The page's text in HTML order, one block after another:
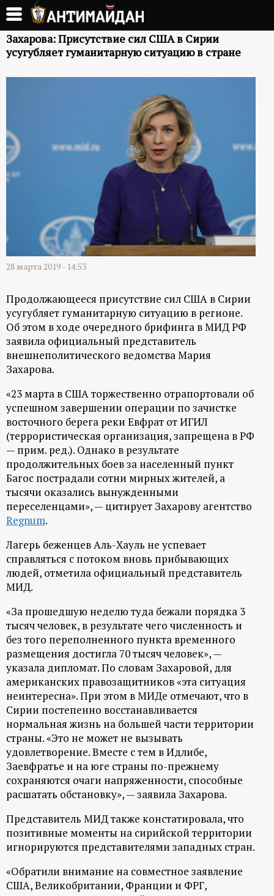
Перейти
основному
содержанию
А
И
М
А
Д
А
Н
-
и
н
ф
о
р
м
а
ц
и
о
н
н
ы
й
п
о
р
а
Захарова: Присутствие сил США в Сирии
усугубляет гуманитарную ситуацию в стране
28 марта 2019 - 14:53
Продолжающееся присутствие сил США в Сирии
усугубляет гуманитарную ситуацию в регионе.
Об этом в ходе очередного брифинга в МИД РФ
заявила официальный представитель
внешнеполитического ведомства Мария
Захарова.
«23 марта в США торжественно отрапортовали об
успешном завершении операции по зачистке
восточного берега реки Евфрат от ИГИЛ
(террористическая организация, запрещена в РФ
— прим. ред.). Однако в результате
продолжительных боев за населенный пункт
Багос пострадали сотни мирных жителей, а
тысячи оказались вынужденными
переселенцами», — цитирует Захарову агентство
Regnum.
Лагерь беженцев Аль-Хауль не успевает
справляться с потоком вновь прибывающих
людей, отметила официальный представитель
МИД.
«За прошедшую неделю туда бежали порядка 3
тысяч человек, в результате чего численность и
без того переполненного пункта временного
размещения достигла 70 тысяч человек», —
указала дипломат. По словам Захаровой, для
американских правозащитников «эта ситуация
неинтересна». При этом в МИДе отмечают, что в
Сирии постепенно восстанавливается
нормальная жизнь на большей части территории
страны. «Это не может не вызывать
удовлетворение. Вместе с тем в Идлибе,
Заевфратье и на юге страны по-прежнему
сохраняются очаги напряженности, способные
расшатать обстановку», — заявила Захарова.
Представитель МИД также констатировала, что
позитивные моменты на сирийской территории
игнорируются представителями западных стран.
«Обратили внимание на совместное заявление
США, Великобритании, Франции и ФРГ,